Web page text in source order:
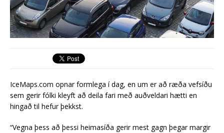
IceMaps.com opnar formlega í dag, en um er að ræða vefsíðu
sem gerir fólki kleyft að deila fari með auðveldari hætti en
hingað til hefur þekkst.
“Vegna þess að þessi heimasíða gerir mest gagn þegar margir